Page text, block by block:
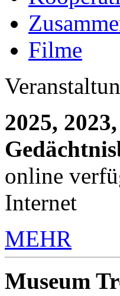
Filme
2025,
online
Internet
MEHR
Museum